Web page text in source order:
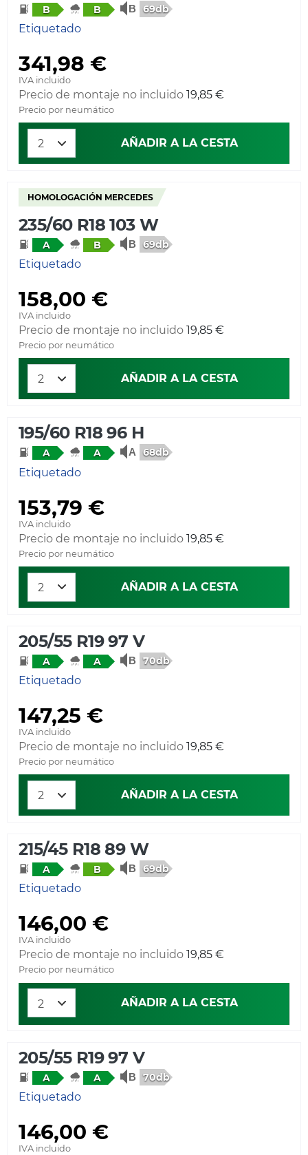
B B 69db
Etiquetado
341,98 €
IVA incluido
Precio de montaje no incluido 19,85 €
Precio por neumático
AÑADIR A LA CESTA
HOMOLOGACIÓN MERCEDES
235/60 R18 103 W
A B 69db
Etiquetado
158,00 €
IVA incluido
Precio de montaje no incluido 19,85 €
Precio por neumático
AÑADIR A LA CESTA
195/60 R18 96 H
A A 68db
Etiquetado
153,79 €
IVA incluido
Precio de montaje no incluido 19,85 €
Precio por neumático
AÑADIR A LA CESTA
205/55 R19 97 V
A A 70db
Etiquetado
147,25 €
IVA incluido
Precio de montaje no incluido 19,85 €
Precio por neumático
AÑADIR A LA CESTA
215/45 R18 89 W
A B 69db
Etiquetado
146,00 €
IVA incluido
Precio de montaje no incluido 19,85 €
Precio por neumático
AÑADIR A LA CESTA
205/55 R19 97 V
A A 70db
Etiquetado
146,00 €
IVA incluido